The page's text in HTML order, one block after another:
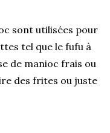
sont utilisées pour
tel que le fufu à
de manioc frais ou
des frites ou juste